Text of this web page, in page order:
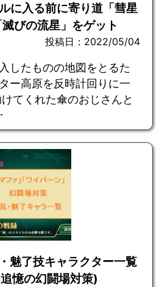
に入る前に寄り道「彗星
びの流星」をゲット
投稿日：2022/05/04
したものの地図をとるた
ー高原を反時計回りに一
てくれた傘のおじさんと
魅了技キャラクター一覧
憶の幻闘場対策)